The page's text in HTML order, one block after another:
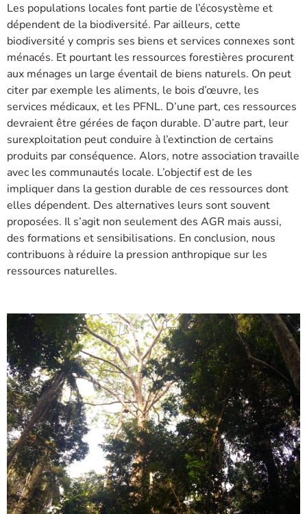
Les populations locales font partie de l’écosystème et
dépendent de la biodiversité. Par ailleurs, cette
biodiversité y compris ses biens et services connexes sont
ménacés. Et pourtant les ressources forestières procurent
aux ménages un large éventail de biens naturels. On peut
citer par exemple les aliments, le bois d’œuvre, les
services médicaux, et les PFNL. D’une part, ces ressources
devraient être gérées de façon durable. D’autre part, leur
surexploitation peut conduire à l’extinction de certains
produits par conséquence. Alors, notre association travaille
avec les communautés locale. L’objectif est de les
impliquer dans la gestion durable de ces ressources dont
elles dépendent. Des alternatives leurs sont souvent
proposées. Il s’agit non seulement des AGR mais aussi,
des formations et sensibilisations. En conclusion, nous
contribuons à réduire la pression anthropique sur les
ressources naturelles.